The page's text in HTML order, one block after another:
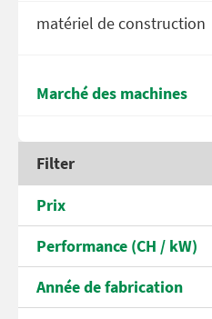
matériel de construction
Marché des machines
Filter
Prix
Performance (CH / kW)
Année de fabrication